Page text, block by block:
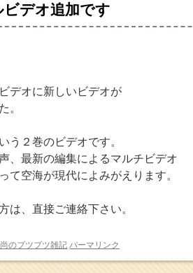
ビデオ追加です
デオに新しいビデオが
。
う２巻のビデオです。
、最新の編集によるマルチビデオ
て空海が現代によみがえります。
は、直接ご連絡下さい。
のブツブツ雑記 パーマリンク